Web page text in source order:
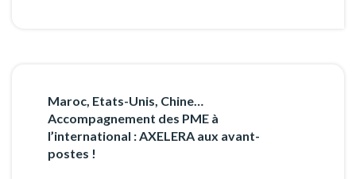
Maroc, Etats-Unis, Chine…
Accompagnement des PME à
l’international : AXELERA aux avant-
postes !